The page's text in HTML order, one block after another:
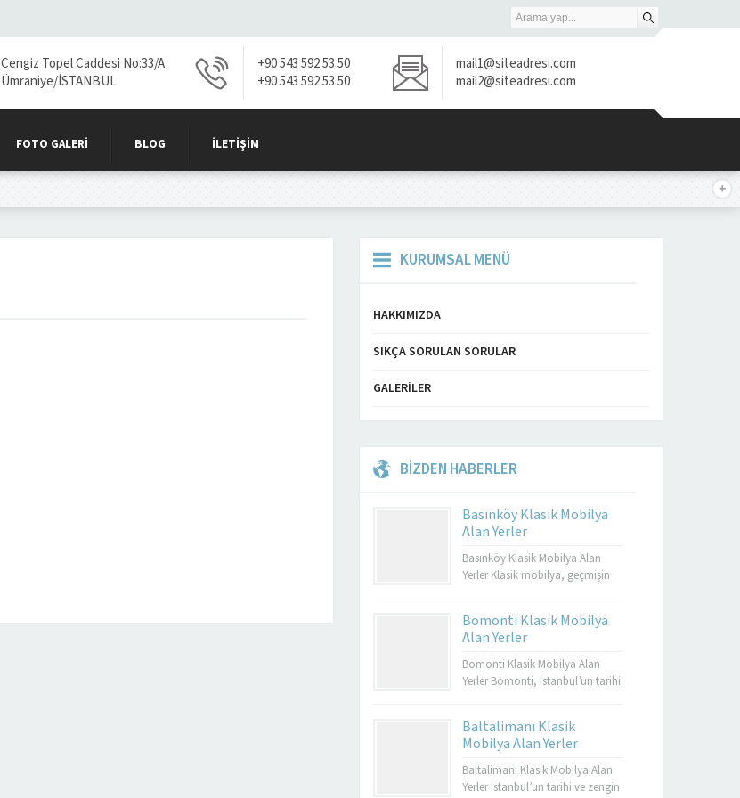
Cengiz Topel Caddesi No:33/A
Ümraniye/İSTANBUL
+90 543 592 53 50
+90 543 592 53 50
mail1@siteadresi.com
mail2@siteadresi.com
FOTO GALERI BLOG İLETIŞIM
KURUMSAL MENÜ
HAKKIMIZDA
SIKÇA SORULAN SORULAR
GALERILER
BİZDEN HABERLER
Basınköy Klasik Mobilya
Alan Yerler
Basınköy Klasik Mobilya Alan
Yerler Klasik mobilya, geçmişin
yansımasıdır. Bu tür mobilyalar,
hem görsel açıdan çekici hem de
dayanıklı olmalarıyla bilinir.
Basınköy klasik mobilya alan
mükemmel bir seçenektir. Eğer siz
de eski mobilyalarınızı satmayı...
Bomonti Klasik Mobilya
Alan Yerler
Bomonti Klasik Mobilya Alan
Yerler Bomonti, İstanbul’un tarihi
aynı zamanda klasik
mobilyaların en iyi adreslerinden
biri olarak da ün kazanmıştır.
Bomonti, tarihi atmosferi ile öne
Baltalimanı Klasik
Mobilya Alan Yerler
Baltalimanı Klasik Mobilya Alan
Yerler İstanbul’un tarihi ve zengin
Müşteri Temsilcisi